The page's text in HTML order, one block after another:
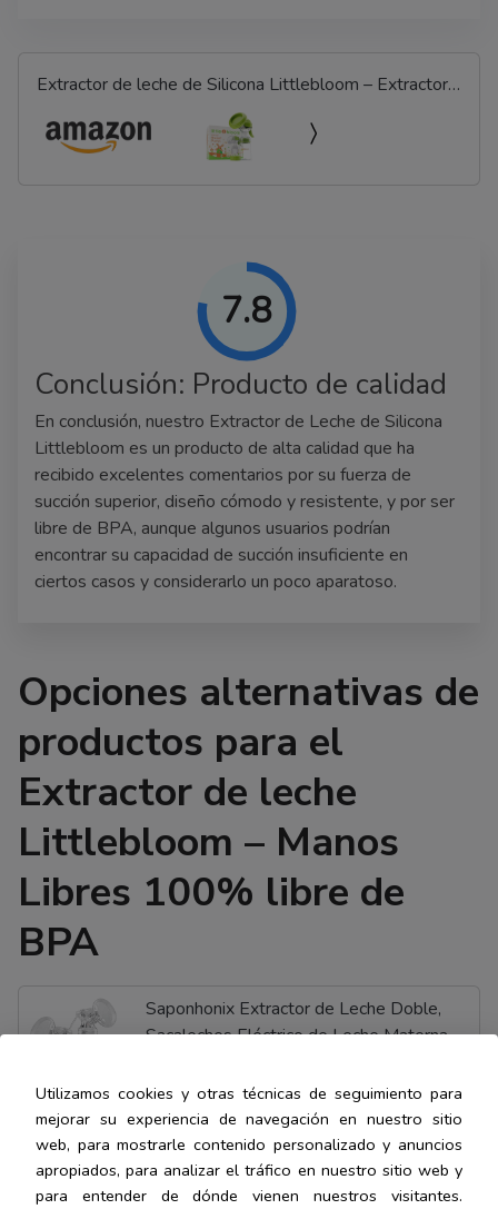
Extractor de leche de Silicona Littlebloom – Extractor
leche materna 100% libre de BPA Manos Libres con
Diseño Mejorado y Cómodo y con Tapas
7.8
Conclusión: Producto de calidad
En conclusión, nuestro Extractor de Leche de Silicona
Littlebloom es un producto de alta calidad que ha
recibido excelentes comentarios por su fuerza de
succión superior, diseño cómodo y resistente, y por ser
libre de BPA, aunque algunos usuarios podrían
encontrar su capacidad de succión insuficiente en
ciertos casos y considerarlo un poco aparatoso.
Opciones alternativas de
productos para el
Extractor de leche
Littlebloom – Manos
Libres 100% libre de
BPA
Saponhonix Extractor de Leche Doble,
Sacaleches Eléctrico de Leche Materna
LED, PortáTil Silencioso Saca Leche...
COMPRAR AHORA
Amazon.es
Utilizamos cookies y otras técnicas de seguimiento para
mejorar su experiencia de navegación en nuestro sitio
web, para mostrarle contenido personalizado y anuncios
apropiados, para analizar el tráfico en nuestro sitio web y
para entender de dónde vienen nuestros visitantes.